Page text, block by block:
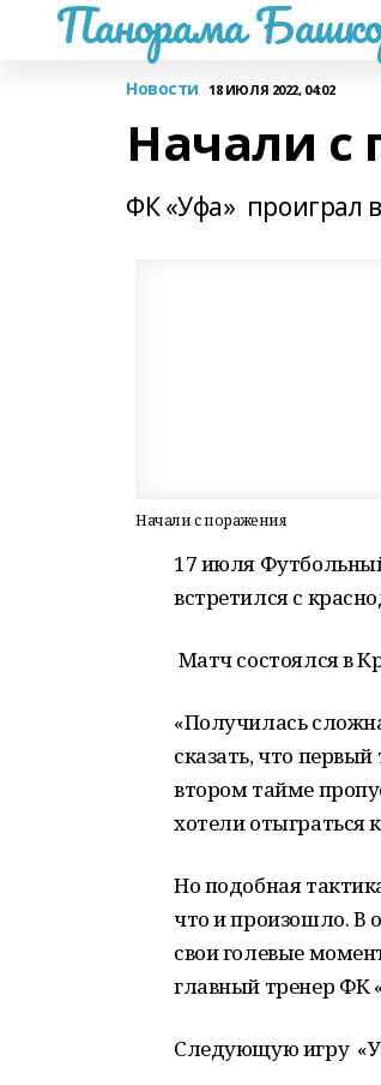
Панорама
Новости 18 ИЮЛЯ 2022, 04:02
Начали с
ФК «Уфа» проиграл
Начали с поражения
17 июля
встретился с
Матч состоялся в
«Получилась
сказать, что
втором тайме
хотели отыграться
Но подобная
что и произошло. В
свои голевые
главный тренер ФК
Следующую игру